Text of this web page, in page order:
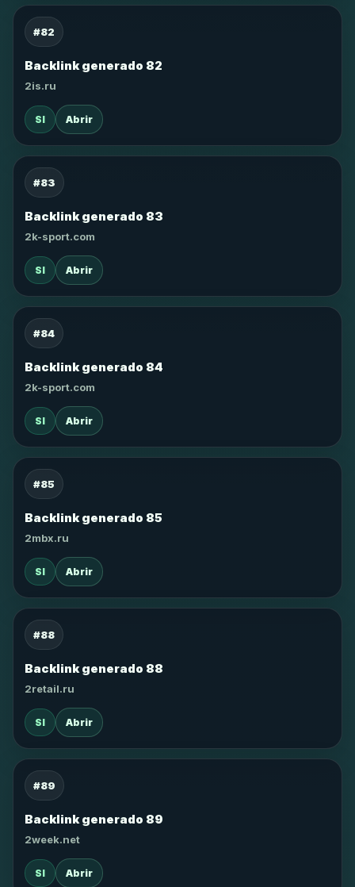
#82
Backlink generado 82
2is.ru
SI Abrir
#83
Backlink generado 83
2k-sport.com
SI Abrir
#84
Backlink generado 84
2k-sport.com
SI Abrir
#85
Backlink generado 85
2mbx.ru
SI Abrir
#88
Backlink generado 88
2retail.ru
SI Abrir
#89
Backlink generado 89
2week.net
SI Abrir